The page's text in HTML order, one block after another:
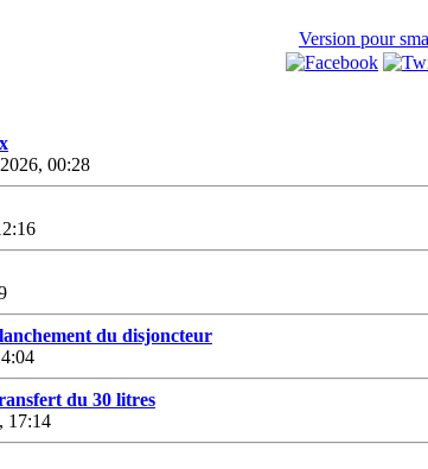
Version pour
00:28
du disjoncteur
du 30 litres
17:14